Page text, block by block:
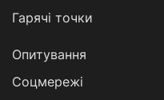
Гарячі точки
Опитування
Соцмережі